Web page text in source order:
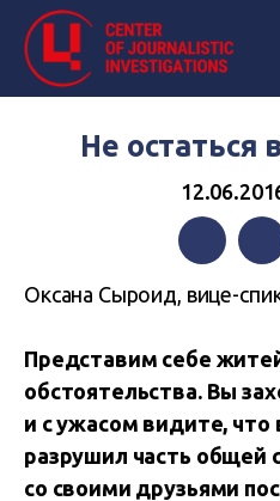
Не остаться
Facebook
Оксана Сыроид, вице-
Представим себе
обстоятельства. Вы
и с ужасом видите,
разрушил часть общей
со своими друзьями